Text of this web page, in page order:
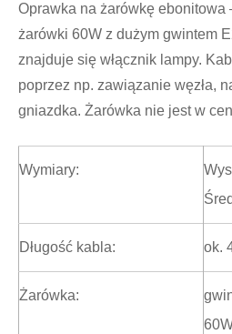
Oprawka na żarówkę ebonitowa
żarówki 60W z dużym gwintem
znajduje się włącznik lampy.
poprzez np. zawiązanie węzła,
gniazdka. Żarówka nie jest w
Wymiary:
Długość kabla: ok.
Żarówka: